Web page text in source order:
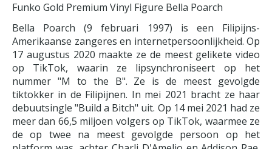
Funko Gold Premium Vinyl Figure Bella Poarch
Bella Poarch (9 februari 1997) is een Filipijns-
Amerikaanse zangeres en internetpersoonlijkheid. Op
17 augustus 2020 maakte ze de meest gelikete video
op TikTok, waarin ze lipsynchroniseert op het
nummer "M to the B". Ze is de meest gevolgde
tiktokker in de Filipijnen. In mei 2021 bracht ze haar
debuutsingle "Build a Bitch" uit. Op 14 mei 2021 had ze
meer dan 66,5 miljoen volgers op TikTok, waarmee ze
de op twee na meest gevolgde persoon op het